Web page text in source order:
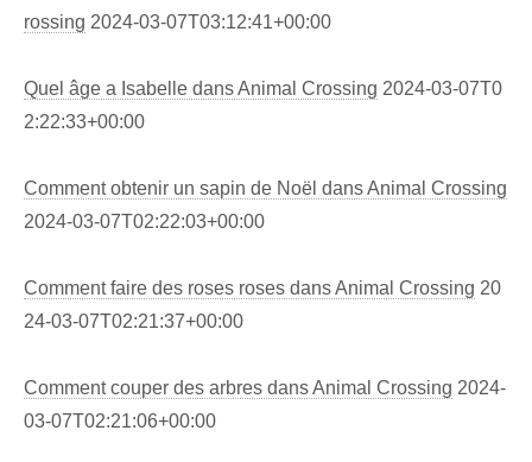
rossing 2024-03-07T03:12:41+00:00
Quel âge a Isabelle dans Animal Crossing 2024-03-07T0
2:22:33+00:00
Comment obtenir un sapin de Noël dans Animal Crossing
2024-03-07T02:22:03+00:00
Comment faire des roses roses dans Animal Crossing 20
24-03-07T02:21:37+00:00
Comment couper des arbres dans Animal Crossing 2024-
03-07T02:21:06+00:00